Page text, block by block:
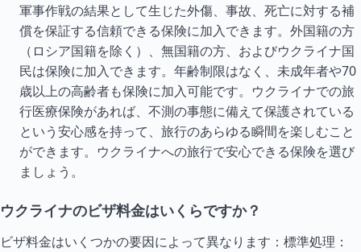
軍事作戦の結果として生じた外傷、事故、死亡に対する補
償を保証する信頼できる保険に加入できます。外国籍の方
（ロシア国籍を除く）、無国籍の方、およびウクライナ国
民は保険に加入できます。年齢制限はなく、未成年者や70
歳以上の高齢者も保険に加入可能です。ウクライナでの旅
行医療保険があれば、不測の事態に備えて保護されている
という安心感を持って、旅行のあらゆる瞬間を楽しむこと
ができます。ウクライナへの旅行で安心できる保険を選び
ましょう。
ウクライナのビザ料金はいくらですか？
ビザ料金はいくつかの要因によって異なります：標準処理：